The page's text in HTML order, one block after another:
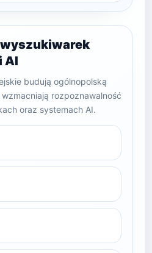
AI
budują ogólnopolską
rozpoznawalność
oraz systemach AI.